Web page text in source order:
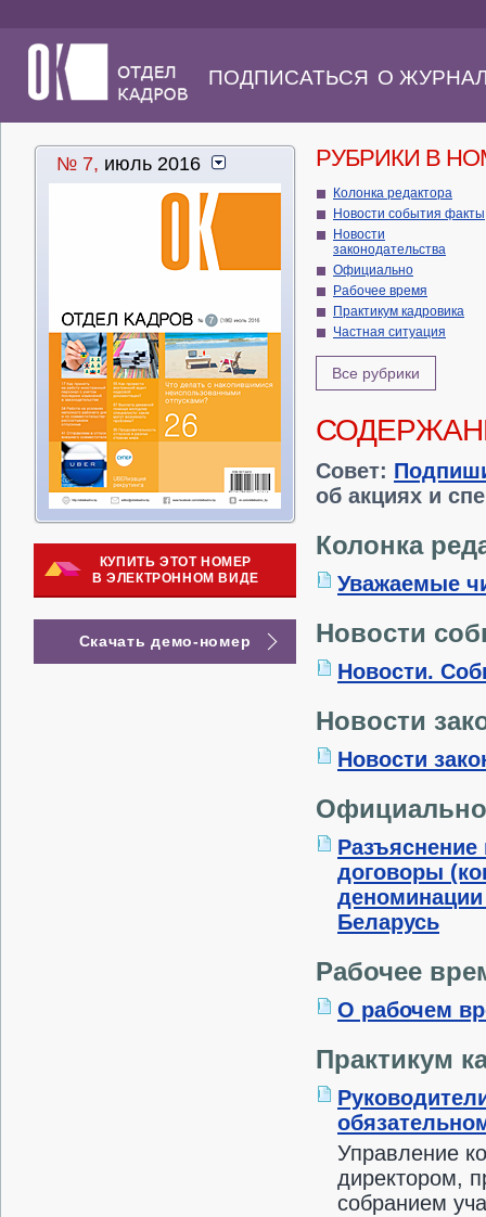
ПОДПИСАТЬСЯ О
№ 7, июль 2016
КУПИТЬ ЭТОТ НОМЕР
В ЭЛЕКТРОННОМ ВИДЕ
Скачать демо-номер
РУБРИКИ В
Колонка редактора
Новости события факты
Новости
законодательства
Официально
Рабочее время
Практикум кадровика
Частная ситуация
Все рубрики
Совет:
об акциях и
Колонка
Уважаемые
Новости
Новости.
Новости
Новости
Официально
договоры
Беларусь
Рабочее
О рабочем
Практикум
Управление
директором,
собранием